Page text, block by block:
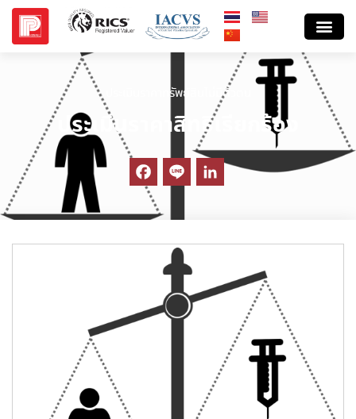
ประเมินราคาทรัพย์สินไม่มีตัวตน
ประเมินราคาสิทธิเรียกร้อง